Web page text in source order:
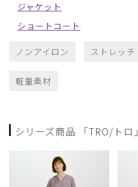
ジャケット
ショートコート
ノンアイロン ストレッチ
軽量素材
シリーズ商品 「TRO/トロ」